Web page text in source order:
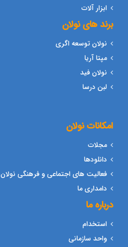
ابزار آلات
برند های نولان
نولان توسعه اگری
مپتا آریا
نولان فید
لبن درسا
امکانات نولان
مجلات
دانلودها
فعالیت های اجتماعی و فرهنگی نولان
دامداری ما
درباره ما
استخدام
واحد سازمانی